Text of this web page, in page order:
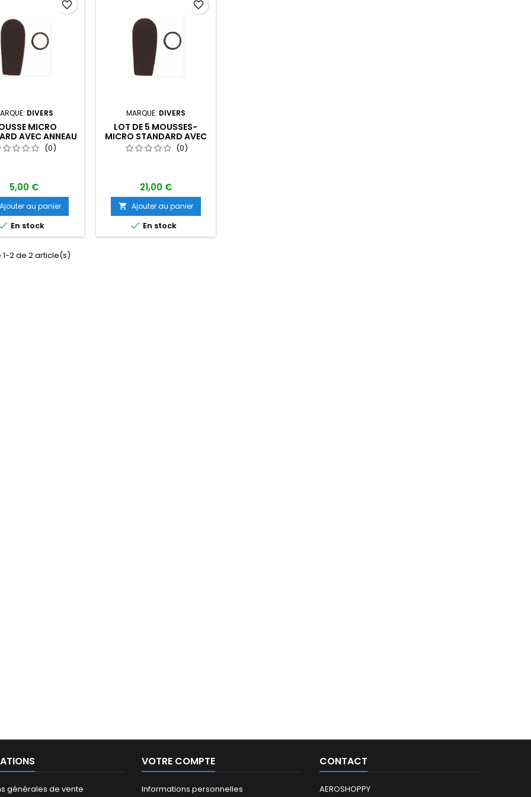
DIVERS
MICRO
AVEC ANNEAU
(0)
5,00 €
Ajouter au panier
En stock
favorite_border
MARQUE: DIVERS
LOT DE 5 MOUSSES-
MICRO STANDARD AVEC
ANNEAU (0)
21,00 €
 Ajouter au panier
 En stock
favorite_border
2 de 2 article(s)
générales de vente
VOTRE COMPTE
Informations personnelles
CONTACT
AEROSHOPPY